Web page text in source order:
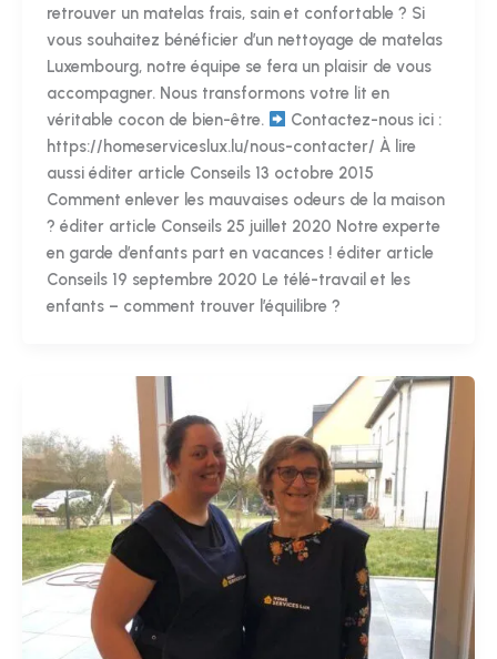
retrouver un matelas frais, sain et confortable ? Si
vous souhaitez bénéficier d’un nettoyage de matelas
Luxembourg, notre équipe se fera un plaisir de vous
accompagner. Nous transformons votre lit en
véritable cocon de bien-être.
Contactez-nous ici :
https://homeserviceslux.lu/nous-contacter/ À lire
aussi éditer article Conseils 13 octobre 2015
Comment enlever les mauvaises odeurs de la maison
? éditer article Conseils 25 juillet 2020 Notre experte
en garde d’enfants part en vacances ! éditer article
Conseils 19 septembre 2020 Le télé-travail et les
enfants – comment trouver l’équilibre ?